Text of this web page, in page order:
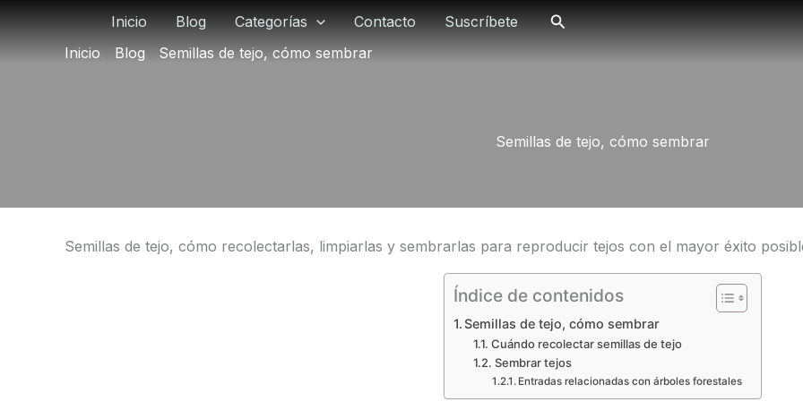
al
contenido
Inicio Blog Categorías Contacto Suscríbete Buscar
Inicio Blog Semillas de tejo, cómo sembrar
Semillas de tejo, cómo sembrar
Semillas de tejo, cómo recolectarlas, limpiarlas y sembrarlas para reproducir tejos con el mayor éxito
Índice de contenidos
Semillas de tejo, cómo sembrar
Cuándo recolectar semillas de tejo
Sembrar tejos
Entradas relacionadas con árboles forestales